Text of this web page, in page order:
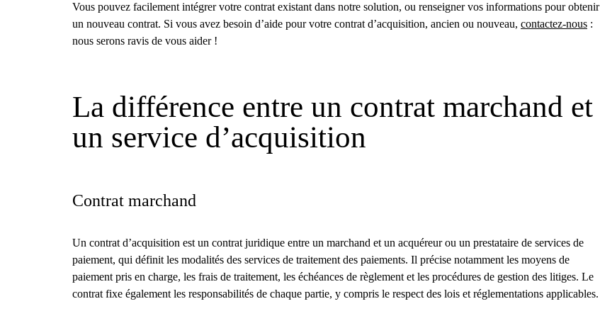
Vous pouvez facilement intégrer votre contrat existant dans notre solution, ou renseigner vos informations pour obtenir
un nouveau contrat. Si vous avez besoin d’aide pour votre contrat d’acquisition, ancien ou nouveau, contactez-nous :
nous serons ravis de vous aider !
La différence entre un contrat marchand et
un service d’acquisition
Contrat marchand
Un contrat d’acquisition est un contrat juridique entre un marchand et un acquéreur ou un prestataire de services de
paiement, qui définit les modalités des services de traitement des paiements. Il précise notamment les moyens de
paiement pris en charge, les frais de traitement, les échéances de règlement et les procédures de gestion des litiges. Le
contrat fixe également les responsabilités de chaque partie, y compris le respect des lois et réglementations applicables.